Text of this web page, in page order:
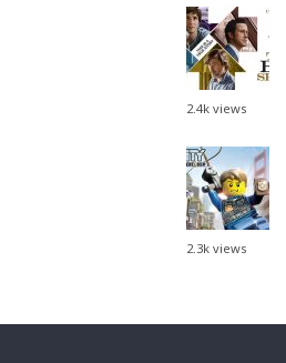
2.4k views
2.3k views